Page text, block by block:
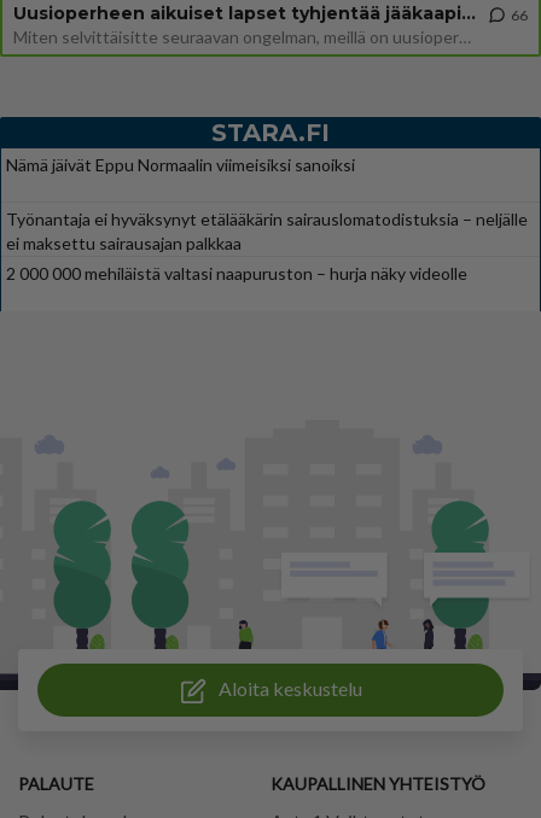
Uusioperheen aikuiset lapset tyhjentää jääkaapin käydessään
Miten selvittäisitte seuraavan ongelman, meillä on uusioperhe, minulla teini-ikäiset lapset ja puolisolla aikuiset, jotk
66
STARA.FI
Nämä jäivät Eppu Normaalin viimeisiksi sanoiksi
Työnantaja ei hyväksynyt etälääkärin sairauslomatodistuksia – neljälle
ei maksettu sairausajan palkkaa
2 000 000 mehiläistä valtasi naapuruston – hurja näky videolle
Aloita keskustelu
PALAUTE KAUPALLINEN YHTEISTYÖ